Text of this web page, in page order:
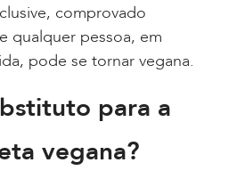
comprovado
qualquer pessoa, em
pode se tornar vegana.
para a
vegana?